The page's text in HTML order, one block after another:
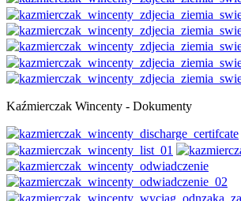
Kaźmierczak Wincenty - Dokumenty